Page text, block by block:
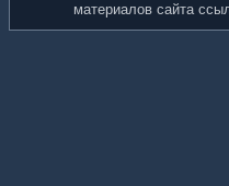
материалов сайта